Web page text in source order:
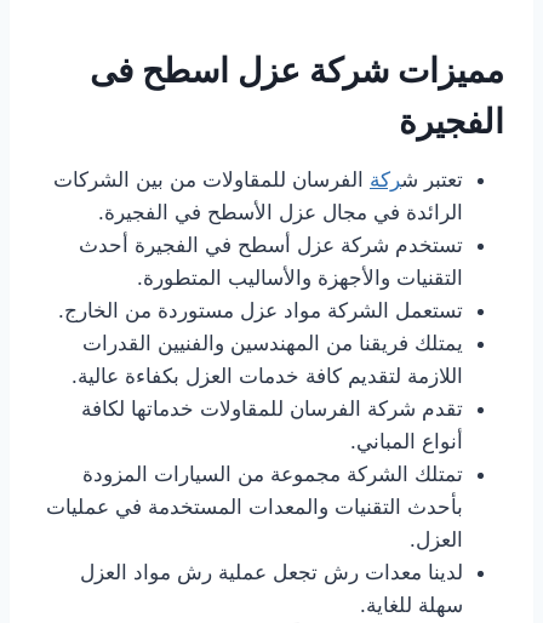
مميزات شركة عزل اسطح فى
الفجيرة
تعتبر شركة الفرسان للمقاولات من بين الشركات
الرائدة في مجال عزل الأسطح في الفجيرة.
تستخدم شركة عزل أسطح في الفجيرة أحدث
التقنيات والأجهزة والأساليب المتطورة.
تستعمل الشركة مواد عزل مستوردة من الخارج.
يمتلك فريقنا من المهندسين والفنيين القدرات
اللازمة لتقديم كافة خدمات العزل بكفاءة عالية.
تقدم شركة الفرسان للمقاولات خدماتها لكافة
أنواع المباني.
تمتلك الشركة مجموعة من السيارات المزودة
بأحدث التقنيات والمعدات المستخدمة في عمليات
العزل.
لدينا معدات رش تجعل عملية رش مواد العزل
سهلة للغاية.